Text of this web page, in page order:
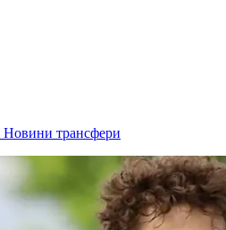
Новини трансфери